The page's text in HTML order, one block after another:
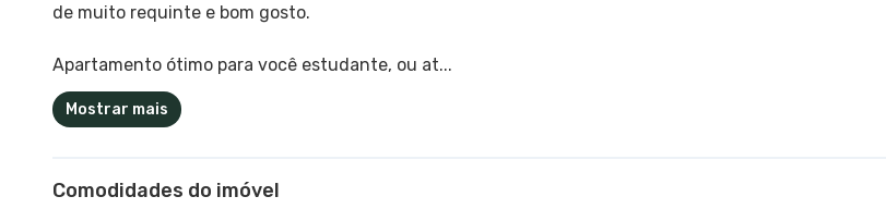
de muito requinte e bom gosto.
Apartamento ótimo para você estudante, ou at...
Mostrar mais
Comodidades do imóvel